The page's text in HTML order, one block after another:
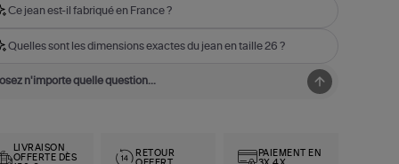
Ce jean est-il fabriqué en France ?
Quelles sont les dimensions exactes du jean en taille 26 ?
LIVRAISON
OFFERTE DÈS
RETOUR
PAIEMENT EN